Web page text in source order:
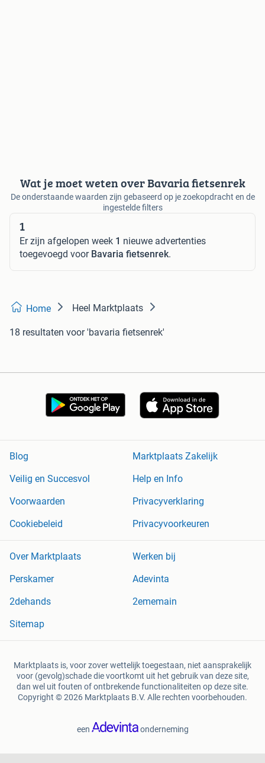
Wat je moet weten over Bavaria fietsenrek
De onderstaande waarden zijn gebaseerd op je zoekopdracht en de
ingestelde filters
1
Er zijn afgelopen week 1 nieuwe advertenties
toegevoegd voor Bavaria fietsenrek.
Home Heel Marktplaats
18 resultaten voor 'bavaria fietsenrek'
Blog
Marktplaats Zakelijk
Veilig en Succesvol
Help en Info
Voorwaarden
Privacyverklaring
Cookiebeleid
Privacyvoorkeuren
Over Marktplaats
Werken bij
Perskamer
Adevinta
2dehands
2ememain
Sitemap
Marktplaats is, voor zover wettelijk toegestaan, niet aansprakelijk
voor (gevolg)schade die voortkomt uit het gebruik van deze site,
dan wel uit fouten of ontbrekende functionaliteiten op deze site.
Copyright © 2026 Marktplaats B.V. Alle rechten voorbehouden.
een onderneming